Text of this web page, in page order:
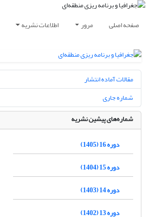
صفحه اصلی مرور اطلاعات نشریه
مقالات آماده انتشار
شماره جاری
شماره‌های پیشین نشریه
دوره 16 (1405)
دوره 15 (1404)
دوره 14 (1403)
دوره 13 (1402)